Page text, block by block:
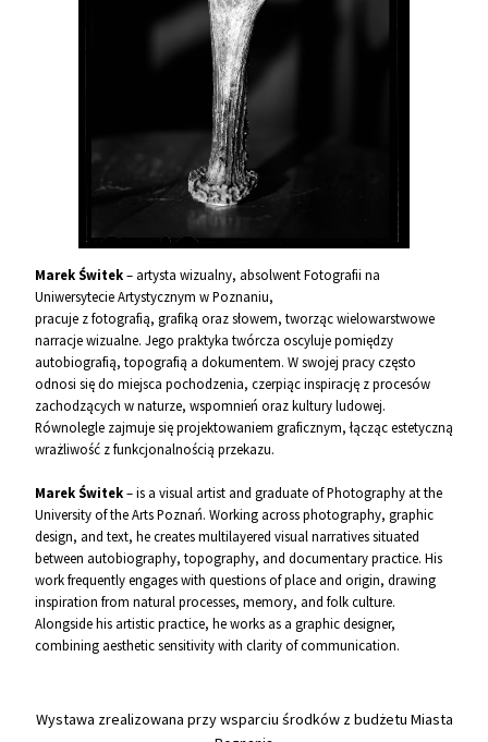
Marek Świtek– artysta wizualny, absolwent Fotografii na
Uniwersytecie Artystycznym w Poznaniu,
pracuje z fotografią, grafiką oraz słowem, tworząc wielowarstwowe
narracje wizualne. Jego praktyka twórcza oscyluje pomiędzy
autobiografią, topografią a dokumentem. W swojej pracy często
odnosi się do miejsca pochodzenia, czerpiąc inspirację z procesów
zachodzących w naturze, wspomnień oraz kultury ludowej.
Równolegle zajmuje się projektowaniem graficznym, łącząc estetyczną
wrażliwość z funkcjonalnością przekazu.
Marek Świtek– is a visual artist and graduate of Photography at the
University of the Arts Poznań. Working across photography, graphic
design, and text, he creates multilayered visual narratives situated
between autobiography, topography, and documentary practice. His
work frequently engages with questions of place and origin, drawing
inspiration from natural processes, memory, and folk culture.
Alongside his artistic practice, he works as a graphic designer,
combining aesthetic sensitivity with clarity of communication.
Wystawa zrealizowana przy wsparciu środków z budżetu Miasta